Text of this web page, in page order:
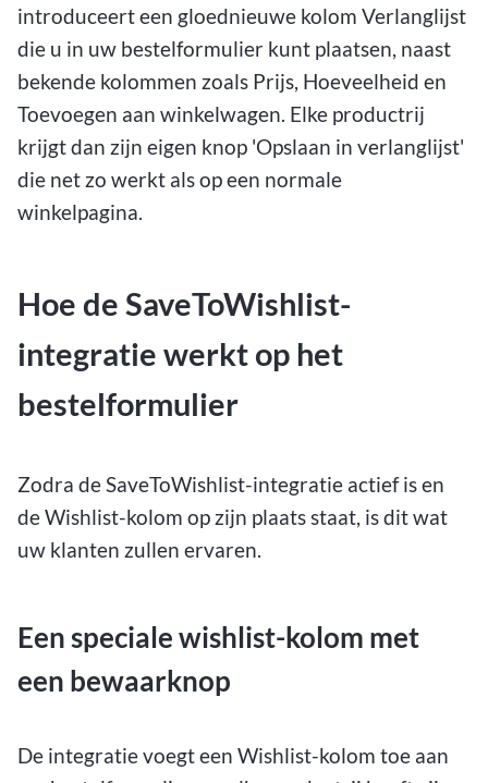
introduceert een gloednieuwe kolom Verlanglijst
die u in uw bestelformulier kunt plaatsen, naast
bekende kolommen zoals Prijs, Hoeveelheid en
Toevoegen aan winkelwagen. Elke productrij
krijgt dan zijn eigen knop 'Opslaan in verlanglijst'
die net zo werkt als op een normale
winkelpagina.
Hoe de SaveToWishlist-
integratie werkt op het
bestelformulier
Zodra de SaveToWishlist-integratie actief is en
de Wishlist-kolom op zijn plaats staat, is dit wat
uw klanten zullen ervaren.
Een speciale wishlist-kolom met
een bewaarknop
De integratie voegt een Wishlist-kolom toe aan